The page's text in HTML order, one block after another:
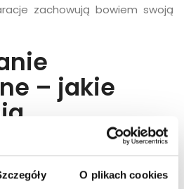
O plikach cookies
zachowują bowiem swoją
– jakie